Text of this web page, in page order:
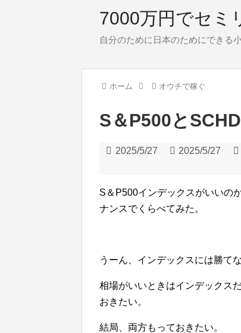
7000万円でセミ
自分のために日本のためにできる
ホーム オウチで稼ぐ
S＆P500と
2025/5/27 2025/5/27
S＆P500インデックスがいいの
ナンスでくらべてみた。
うーん、インデックスには勝て
相場がいいときはインデックス
おきたい。
結局、両方もっておきたい。